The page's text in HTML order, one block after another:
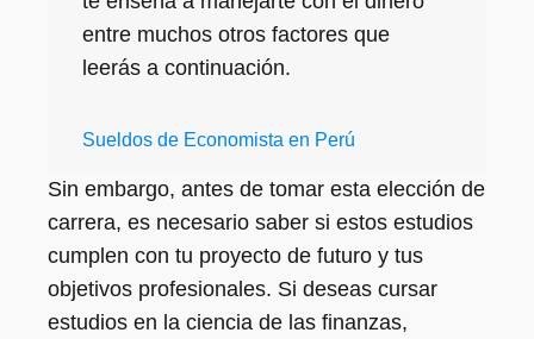
entre muchos otros factores que
leerás a continuación.
Sueldos de Economista en Perú
Sin embargo, antes de tomar esta elección de
carrera, es necesario saber si estos estudios
cumplen con tu proyecto de futuro y tus
objetivos profesionales. Si deseas cursar
estudios en la ciencia de las finanzas,